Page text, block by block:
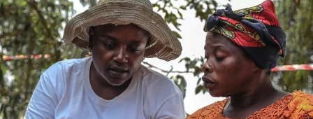
Accueil